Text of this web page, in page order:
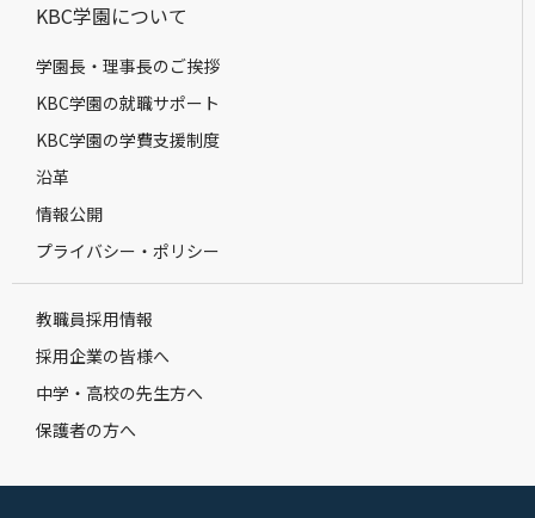
KBC学園について
学園長・理事長のご挨拶
KBC学園の就職サポート
KBC学園の学費支援制度
沿革
情報公開
プライバシー・ポリシー
教職員採用情報
採用企業の皆様へ
中学・高校の先生方へ
保護者の方へ